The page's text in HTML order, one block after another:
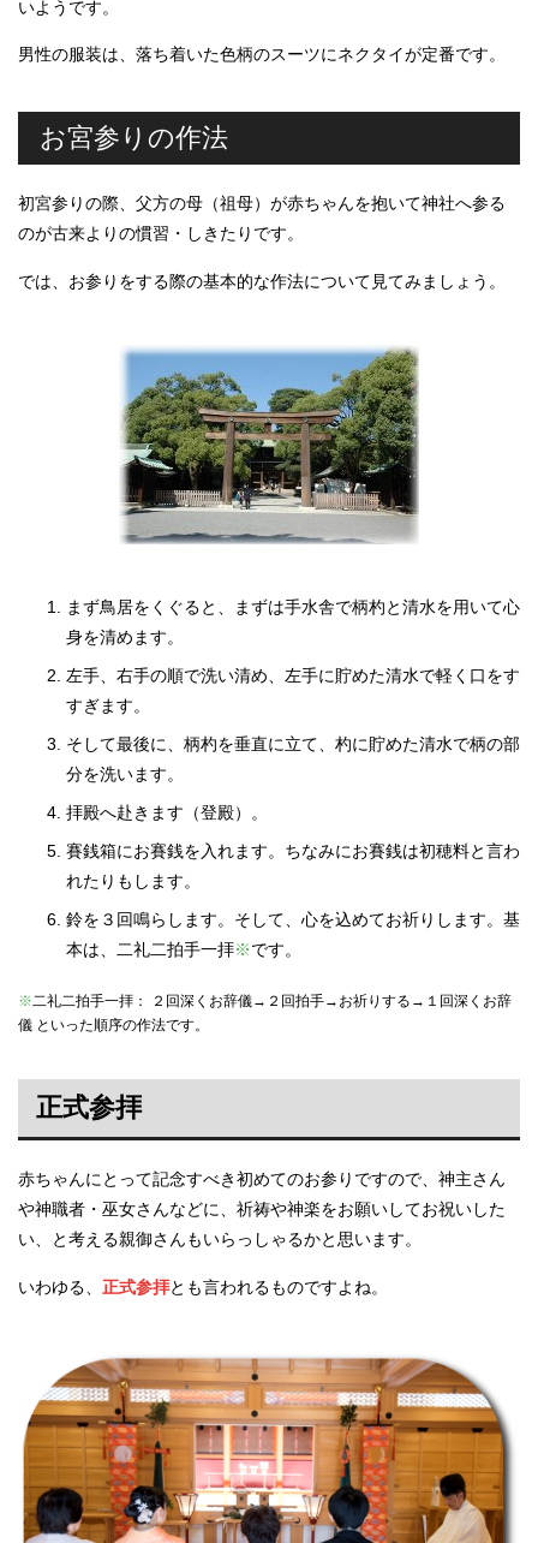
いようです。
男性の服装は、落ち着いた色柄のスーツにネクタイが定番です。
お宮参りの作法
初宮参りの際、父方の母（祖母）が赤ちゃんを抱いて神社へ参る
のが古来よりの慣習・しきたりです。
では、お参りをする際の基本的な作法について見てみましょう。
まず鳥居をくぐると、まずは手水舎で柄杓と清水を用いて心
身を清めます。
左手、右手の順で洗い清め、左手に貯めた清水で軽く口をす
すぎます。
そして最後に、柄杓を垂直に立て、杓に貯めた清水で柄の部
分を洗います。
拝殿へ赴きます（登殿）。
賽銭箱にお賽銭を入れます。ちなみにお賽銭は初穂料と言わ
れたりもします。
鈴を３回鳴らします。そして、心を込めてお祈りします。基
本は、二礼二拍手一拝※です。
※二礼二拍手一拝： ２回深くお辞儀→２回拍手→お祈りする→１回深くお辞
儀 といった順序の作法です。
正式参拝
赤ちゃんにとって記念すべき初めてのお参りですので、神主さん
や神職者・巫女さんなどに、祈祷や神楽をお願いしてお祝いした
い、と考える親御さんもいらっしゃるかと思います。
いわゆる、 正式参拝とも言われるものですよね。